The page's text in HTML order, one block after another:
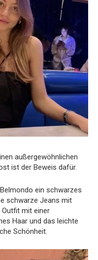
außergewöhnlichen
ist der Beweis dafür.
ein schwarzes
schwarze Jeans mit
Outfit mit einer
Haar und das leichte
Schönheit.